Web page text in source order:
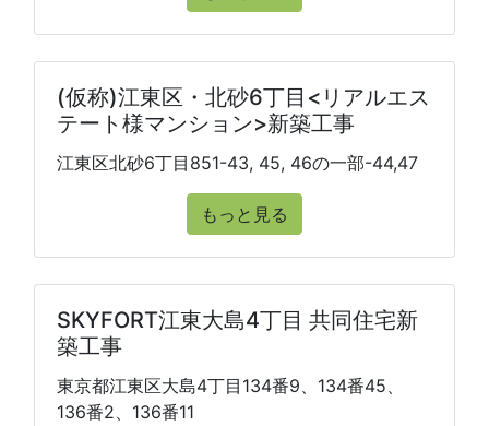
(仮称)江東区・北砂6丁目<リアルエス
テート様マンション>新築工事
江東区北砂6丁目851-43, 45, 46の一部-44,47
もっと見る
SKYFORT江東大島4丁目 共同住宅新
築工事
東京都江東区大島4丁目134番9、134番45、
136番2、136番11